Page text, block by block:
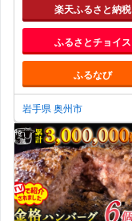
楽天ふるさと納税
ふるさとチョイス
ふるなび
岩手県 奥州市